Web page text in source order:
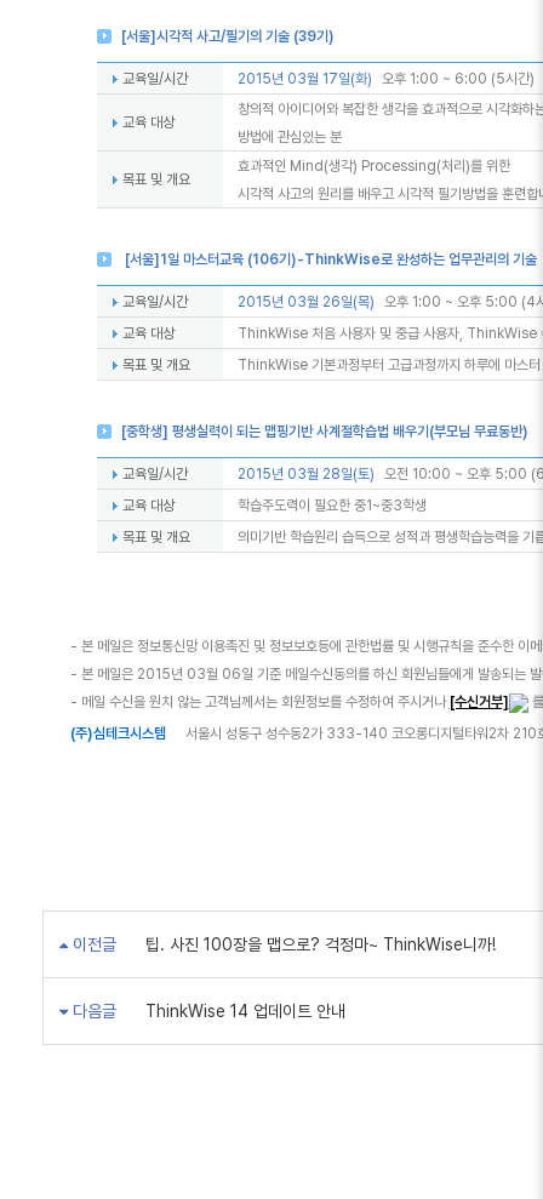
[서울]시각적 사고/필기의 기술 (39기)
교육일/시간 2015년 03월 17일(화) 오후 1:00 ~ 6:00 (5시간)
교육 대상
창의적 아이디어와 복잡한 생각을 효과적으로 시각화하
방법에 관심있는 분
목표 및 개요
효과적인 Mind(생각) Processing(처리)를 위한
시각적 사고의 원리를 배우고 시각적 필기방법을 훈련합
[서울]1일 마스터교육 (106기)-ThinkWise로 완성하는 업무관리의 기술
교육일/시간 2015년 03월 26일(목)
오후 1:00 ~ 오후 5:00 (4
교육 대상
ThinkWise 처음 사용자 및 중급 사용자, ThinkWise
목표 및 개요
ThinkWise 기본과정부터 고급과정까지 하루에 마스터
[중학생] 평생실력이 되는 맵핑기반 사계절학습법 배우기(부모님 무료동반)
교육일/시간 2015년 03월 28일(토)
오전 10:00 ~ 오후 5:00
교육 대상
학습주도력이 필요한 중1~중3학생
목표 및 개요
의미기반 학습원리 습득으로 성적과 평생학습능력을 기
- 본 메일은 정보통신망 이용촉진 및 정보보호등에 관한법률 및 시행규칙을 준수한 이
- 본 메일은 2015년 03월 06일 기준 메일수신동의를 하신 회원님들에게 발송되는 발
- 메일 수신을 원치 않는 고객님께서는 회원정보를 수정하여 주시거나 [수신거부]
(주)심테크시스템
서울시 성동구 성수동2가 333-140 코오롱디지털타워2차 210
이전글 팁. 사진 100장을 맵으로? 걱정마~ ThinkWise니까!
다음글 ThinkWise 14 업데이트 안내